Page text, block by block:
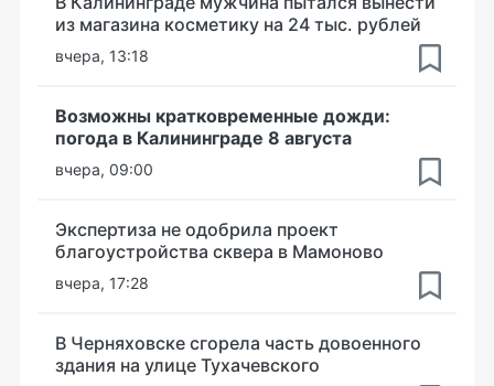
из магазина косметику на 24 тыс. рублей
вчера, 13:18
Возможны кратковременные дожди:
погода в Калининграде 8 августа
вчера, 09:00
Экспертиза не одобрила проект
благоустройства сквера в Мамоново
вчера, 17:28
В Черняховске сгорела часть довоенного
здания на улице Тухачевского